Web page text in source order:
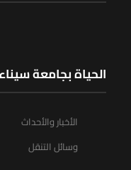
الحياة بجامعة
الأخبار والأحداث
وسائل التنقل